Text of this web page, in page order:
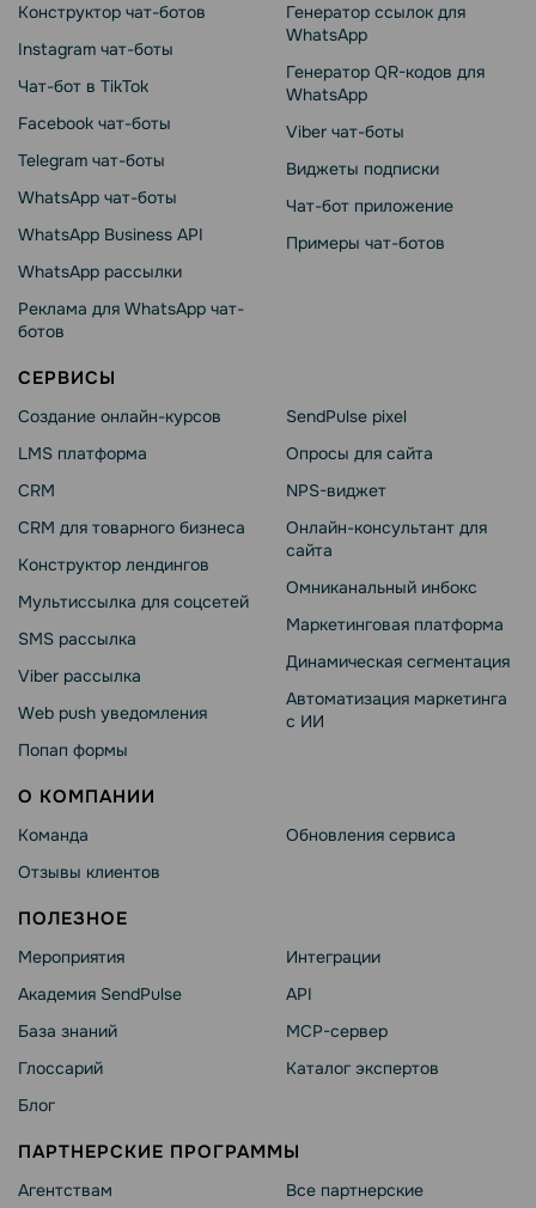
Конструктор чат-ботов
Instagram чат-боты
Чат-бот в TikTok
Facebook чат-боты
Telegram чат-боты
WhatsApp чат-боты
WhatsApp Business API
WhatsApp рассылки
Реклама для WhatsApp чат-
ботов
Генератор ссылок для
WhatsApp
Генератор QR-кодов для
WhatsApp
Viber чат-боты
Виджеты подписки
Чат-бот приложение
Примеры чат-ботов
СЕРВИСЫ
Создание онлайн-курсов
LMS платформа
CRM
CRM для товарного бизнеса
Конструктор лендингов
Мультиссылка для соцсетей
SMS рассылка
Viber рассылка
Web push уведомления
Попап формы
SendPulse pixel
Опросы для сайта
NPS-виджет
Онлайн-консультант для
сайта
Омниканальный инбокс
Маркетинговая платформа
Динамическая сегментация
Автоматизация маркетинга
с ИИ
О КОМПАНИИ
Команда
Отзывы клиентов
Обновления сервиса
ПОЛЕЗНОЕ
Мероприятия
Академия SendPulse
База знаний
Глоссарий
Блог
Интеграции
API
MCP-сервер
Каталог экспертов
ПАРТНЕРСКИЕ ПРОГРАММЫ
Агентствам
Все партнерские